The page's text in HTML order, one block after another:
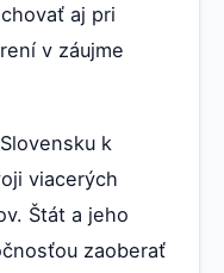
aj pri
v záujme
k
viacerých
Štát a jeho
zaoberať